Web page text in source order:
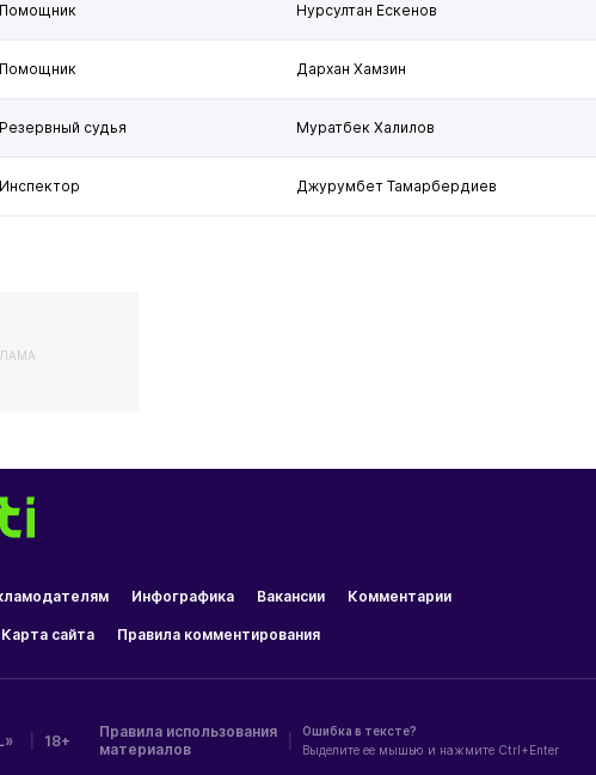
Помощник Нурсултан Ескенов
Помощник Дархан Хамзин
Резервный судья Муратбек Халилов
Инспектор Джурумбет Тамарбердиев
Инфографика Вакансии Комментарии
Карта сайта Правила комментирования
18+
Правила использования
материалов
Ошибка в тексте?
Выделите ее мышью и нажмите Ctrl+Enter